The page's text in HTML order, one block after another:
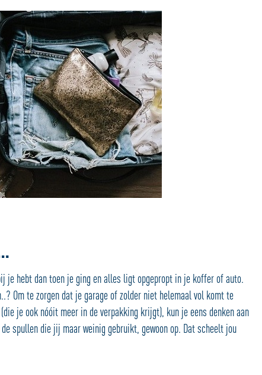
hebt dan toen je ging en alles ligt opgepropt in je koffer of auto.
Om te zorgen dat je garage of zolder niet helemaal vol komt te
je ook nóóit meer in de verpakking krijgt), kun je eens denken aan
spullen die jij maar weinig gebruikt, gewoon op. Dat scheelt jou